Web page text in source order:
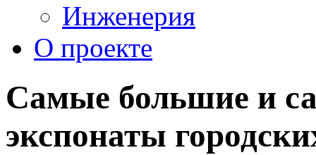
Инженерия
О проекте
Самые большие и
экспонаты